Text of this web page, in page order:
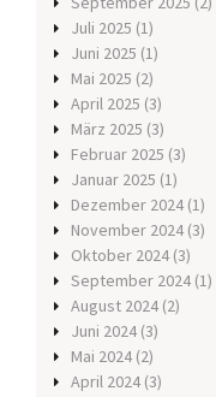
Juli 2025 (1)
Juni 2025 (1)
Mai 2025 (2)
April 2025 (3)
März 2025 (3)
Februar 2025 (3)
Januar 2025 (1)
Dezember 2024 (1)
November 2024 (3)
Oktober 2024 (3)
September 2024 (1)
August 2024 (2)
Juni 2024 (3)
Mai 2024 (2)
April 2024 (3)